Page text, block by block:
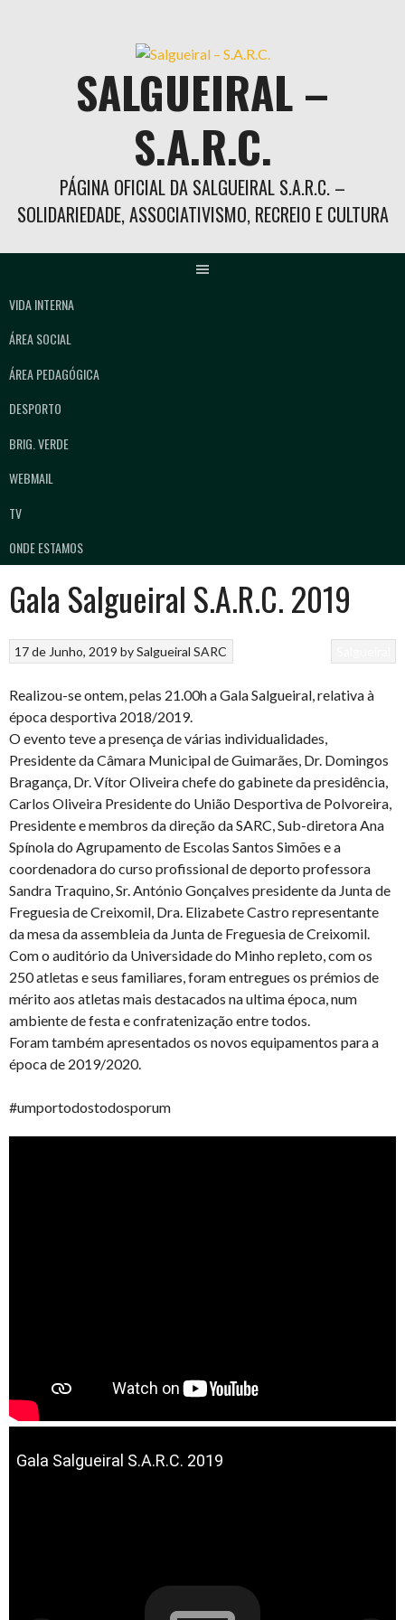
SALGUEIRAL –
S.A.R.C.
PÁGINA OFICIAL DA SALGUEIRAL S.A.R.C. –
SOLIDARIEDADE, ASSOCIATIVISMO, RECREIO E CULTURA
VIDA INTERNA
ÁREA SOCIAL
ÁREA PEDAGÓGICA
DESPORTO
BRIG. VERDE
WEBMAIL
TV
ONDE ESTAMOS
Gala Salgueiral S.A.R.C. 2019
17 de Junho, 2019 bySalgueiral SARC
Realizou-se ontem, pelas 21.00h a Gala Salgueiral, relativa à
época desportiva 2018/2019.
O evento teve a presença de várias individualidades,
Presidente da Câmara Municipal de Guimarães, Dr. Domingos
Bragança, Dr. Vítor Oliveira chefe do gabinete da presidência,
Carlos Oliveira Presidente do União Desportiva de Polvoreira,
Presidente e membros da direção da SARC, Sub-diretora Ana
Spínola do Agrupamento de Escolas Santos Simões e a
coordenadora do curso profissional de deporto professora
Sandra Traquino, Sr. António Gonçalves presidente da Junta de
Freguesia de Creixomil, Dra. Elizabete Castro representante
da mesa da assembleia da Junta de Freguesia de Creixomil.
Com o auditório da Universidade do Minho repleto, com os
250 atletas e seus familiares, foram entregues os prémios de
mérito aos atletas mais destacados na ultima época, num
ambiente de festa e confratenização entre todos.
Foram também apresentados os novos equipamentos para a
época de 2019/2020.
#umportodostodosporum
Gala Salgueiral S.A.R.C. 2019